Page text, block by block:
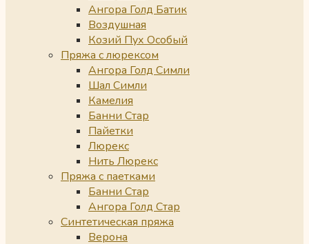
Ангора Голд Батик
Воздушная
Козий Пух Особый
Пряжа с люрексом
Ангора Голд Симли
Шал Симли
Камелия
Банни Стар
Пайетки
Люрекс
Нить Люрекс
Пряжа с паетками
Банни Стар
Ангора Голд Стар
Синтетическая пряжа
Верона